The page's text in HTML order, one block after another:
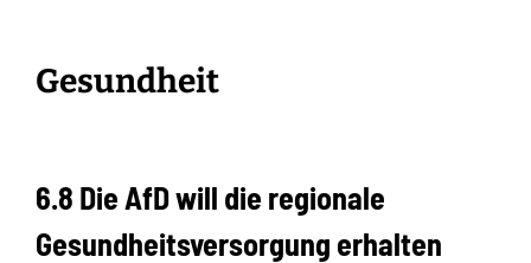
Gesundheit
6.8 Die AfD will die regionale
Gesundheitsversorgung erhalten